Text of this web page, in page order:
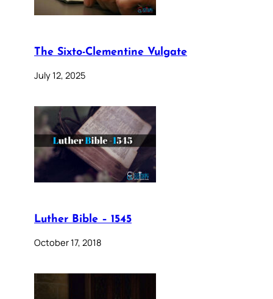
The Sixto-Clementine Vulgate
July 12, 2025
Luther Bible – 1545
October 17, 2018